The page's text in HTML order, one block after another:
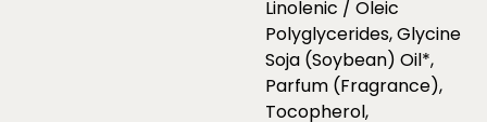
Linolenic / Oleic
Polyglycerides, Glycine
Soja (Soybean) Oil*,
Parfum (Fragrance),
Tocopherol,